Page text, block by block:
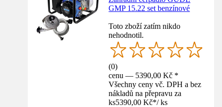
GMP 15.22 set benzínové
Toto zboží zatím nikdo
nehodnotil.
(0)
cenu — 5390,00 Kč *
Všechny ceny vč. DPH a bez
nákladů na přepravu za
ks5390,00 Kč*/ ks